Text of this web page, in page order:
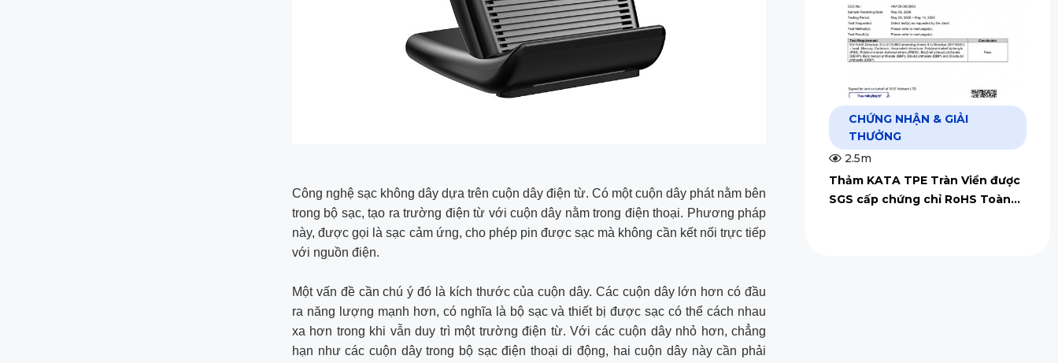
Công nghệ sạc không dây dựa trên cuộn dây điện từ. Có một cuộn dây phát nằm bên
trong bộ sạc, tạo ra trường điện từ với cuộn dây nằm trong điện thoại. Phương pháp
này, được gọi là sạc cảm ứng, cho phép pin được sạc mà không cần kết nối trực tiếp
với nguồn điện.
Một vấn đề cần chú ý đó là kích thước của cuộn dây. Các cuộn dây lớn hơn có đầu
ra năng lượng mạnh hơn, có nghĩa là bộ sạc và thiết bị được sạc có thể cách nhau
xa hơn trong khi vẫn duy trì một trường điện từ. Với các cuộn dây nhỏ hơn, chẳng
hạn như các cuộn dây trong bộ sạc điện thoại di động, hai cuộn dây này cần phải
CHỨNG NHẬN & GIẢI
THƯỞNG
2.5m
Thảm KATA TPE Tràn Viền được
SGS cấp chứng chỉ RoHS Toàn